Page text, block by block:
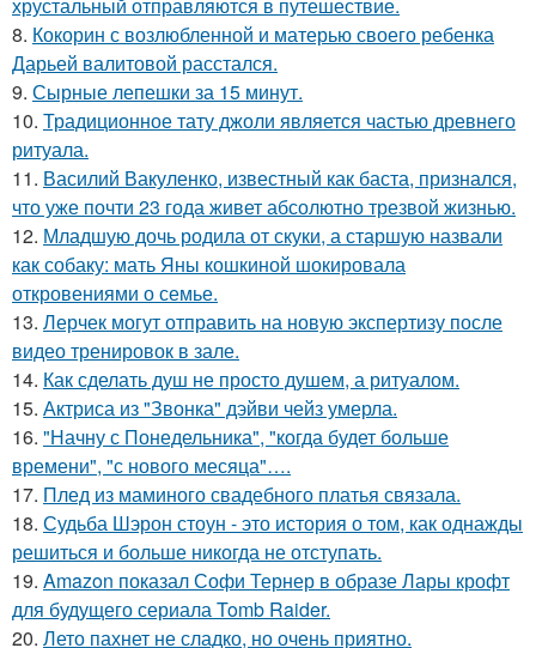
8. Кокорин с возлюбленной и матерью своего ребенка
Дарьей валитовой расстался.
9. Сырные лепешки за 15 минут.
10. Традиционное тату джоли является частью древнего
ритуала.
11. Василий Вакуленко, известный как баста, признался,
что уже почти 23 года живет абсолютно трезвой жизнью.
12. Младшую дочь родила от скуки, а старшую назвали
как собаку: мать Яны кошкиной шокировала
откровениями о семье.
13. Лерчек могут отправить на новую экспертизу после
видео тренировок в зале.
14. Как сделать душ не просто душем, а ритуалом.
15. Актриса из "Звонка" дэйви чейз умерла.
16. "Начну с Понедельника", "когда будет больше
времени", "с нового месяца"….
17. Плед из маминого свадебного платья связала.
18. Судьба Шэрон стоун - это история о том, как однажды
решиться и больше никогда не отступать.
19. Amazon показал Софи Тернер в образе Лары крофт
для будущего сериала Tomb Raider.
20. Лето пахнет не сладко, но очень приятно.